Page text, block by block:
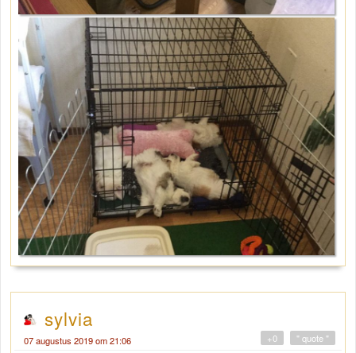
sylvia
07 augustus 2019 om 21:06 " quote "
+0